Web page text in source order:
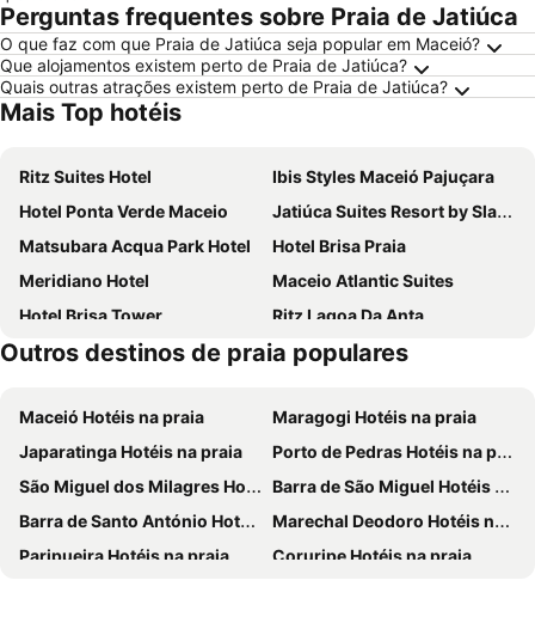
Perguntas frequentes sobre Praia de Jatiúca
O que faz com que Praia de Jatiúca seja popular em Maceió?
Que alojamentos existem perto de Praia de Jatiúca?
Quais outras atrações existem perto de Praia de Jatiúca?
Mais Top hotéis
Ritz Suites Hotel
Ibis Styles Maceió Pajuçara
Hotel Ponta Verde Maceio
Jatiúca Suites Resort by Slaviero Hotéis
Matsubara Acqua Park Hotel
Hotel Brisa Praia
Meridiano Hotel
Maceio Atlantic Suites
Hotel Brisa Tower
Ritz Lagoa Da Anta
Reymar Express
Ipioca Beach Resort Maceió
Acqua Suites
ibis budget Maceió Pajuçara
ibis Maceio Pajucara
Acqua Inn
Maceió Mar Hotel
Villas Supreme Hotel
Pousada Praia Bela Maceió
Mercure Maceio Pajucara
Hilton Garden Inn Maceio
Verano Pajuçara by Tropicalis
Outros destinos de praia populares
Maceió Hotéis na praia
Maragogi Hotéis na praia
Japaratinga Hotéis na praia
Porto de Pedras Hotéis na praia
São Miguel dos Milagres Hotéis na praia
Barra de São Miguel Hotéis na praia
Barra de Santo António Hotéis na praia
Marechal Deodoro Hotéis na praia
Paripueira Hotéis na praia
Coruripe Hotéis na praia